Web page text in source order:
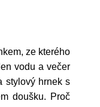
ze kterého
vodu a večer
stylový hrnek s
doušku. Proč